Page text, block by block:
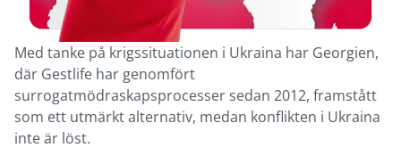
Med tanke på krigssituationen i Ukraina har Georgien,
där Gestlife har genomfört
surrogatmödraskapsprocesser sedan 2012, framstått
som ett utmärkt alternativ, medan konflikten i Ukraina
inte är löst.